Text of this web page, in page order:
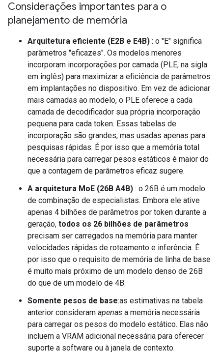
Considerações importantes para o
planejamento de memória
Arquitetura eficiente (E2B e E4B) : o "E" significa
parâmetros "eficazes". Os modelos menores
incorporam incorporações por camada (PLE, na sigla
em inglês) para maximizar a eficiência de parâmetros
em implantações no dispositivo. Em vez de adicionar
mais camadas ao modelo, o PLE oferece a cada
camada de decodificador sua própria incorporação
pequena para cada token. Essas tabelas de
incorporação são grandes, mas usadas apenas para
pesquisas rápidas. É por isso que a memória total
necessária para carregar pesos estáticos é maior do
que a contagem de parâmetros eficaz sugere.
A arquitetura MoE (26B A4B) : o 26B é um modelo
de combinação de especialistas. Embora ele ative
apenas 4 bilhões de parâmetros por token durante a
geração, todos os 26 bilhões de parâmetros
precisam ser carregados na memória para manter
velocidades rápidas de roteamento e inferência. É
por isso que o requisito de memória de linha de base
é muito mais próximo de um modelo denso de 26B
do que de um modelo de 4B.
Somente pesos de base:as estimativas na tabela
anterior consideram apenas a memória necessária
para carregar os pesos do modelo estático. Elas não
incluem a VRAM adicional necessária para oferecer
suporte a software ou à janela de contexto.